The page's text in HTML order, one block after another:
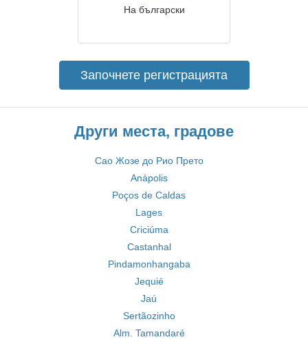
На български
Започнете регистрацията
Други места, градове
Сао Жозе до Рио Прето
Anápolis
Poços de Caldas
Lages
Criciúma
Castanhal
Pindamonhangaba
Jequié
Jaú
Sertãozinho
Alm. Tamandaré